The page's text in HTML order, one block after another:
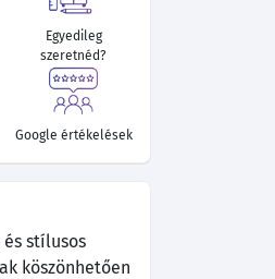
Egyedileg
szeretnéd?
Google értékelések
stílusos
köszönhetően